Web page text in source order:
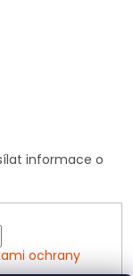
informace o
ochrany